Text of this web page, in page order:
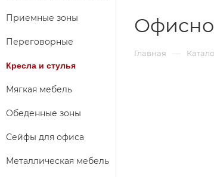
Приемные зоны
Переговорные
Кресла и стулья
Мягкая мебель
Обеденные зоны
Сейфы для офиса
Металлическая мебель
Главная —